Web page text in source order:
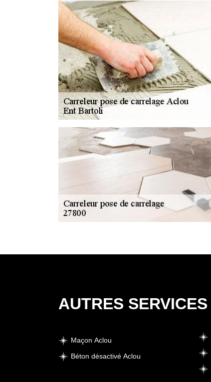
AUTRES SERVICES
Maçon Aclou
Béton désactivé Aclou